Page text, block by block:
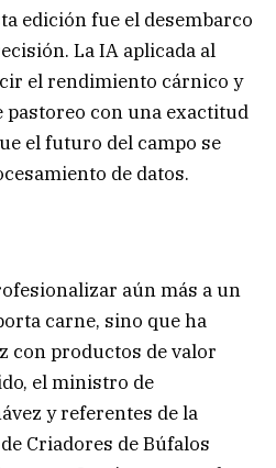
edición fue el desembarco
La IA aplicada al
el rendimiento cárnico y
con una exactitud
el futuro del campo se
de datos.
aún más a un
carne, sino que ha
con productos de valor
el ministro de
y referentes de la
Criadores de Búfalos